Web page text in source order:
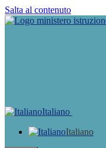
Salta al contenuto
Italiano
Italiano